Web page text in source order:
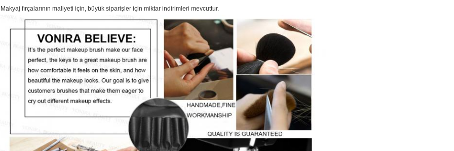
Makyaj fırçalarının maliyeti için, büyük siparişler için miktar indirimleri mevcuttur.